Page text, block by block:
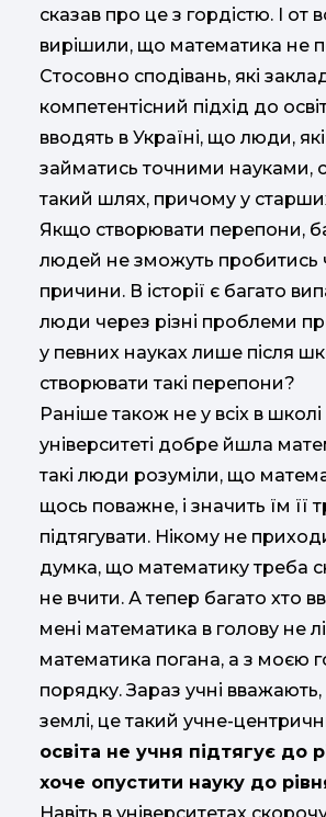
сказав про це з гордістю. І от
вирішили, що математика не
Стосовно сподівань, які
компетентісний підхід до
вводять в Україні, що люди,
займатись точними науками,
такий шлях, причому у
Якщо створювати перепони,
людей не зможуть пробитись
причини. В історії є багато
люди через різні проблеми
у певних науках лише після
створювати такі перепони?
Раніше також не у всіх в школі
університеті добре йшла
такі люди розуміли, що
щось поважне, і значить їм її
підтягувати. Нікому не
думка, що математику треба
не вчити. А тепер багато хто
мені математика в голову не
математика погана, а з моєю
порядку. Зараз учні
землі, це такий учне-
освіта не учня підтягує до
хоче опустити науку до